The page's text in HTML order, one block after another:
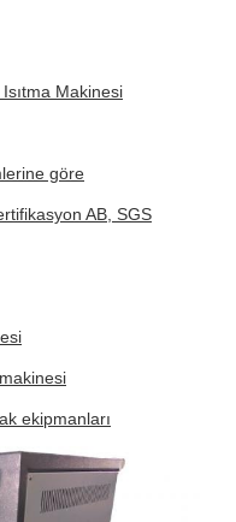
Makinesi
göre
AB, SGS
ekipmanları